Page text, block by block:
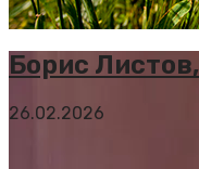
Борис
26.02.2026